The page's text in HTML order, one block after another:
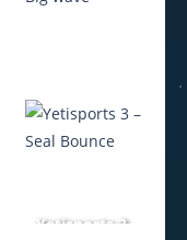
Yetisports 6
– Big wave
Yetisports 3